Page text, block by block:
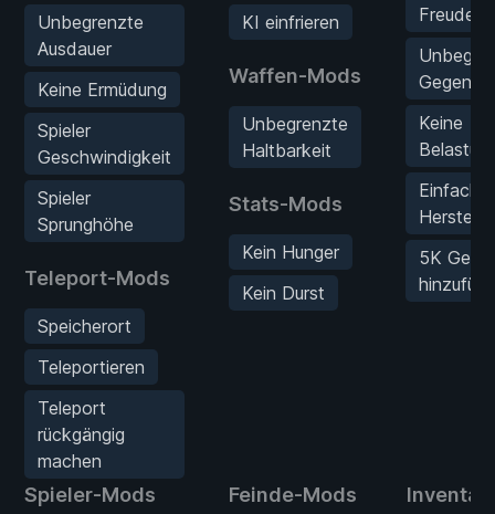
Unbegrenzte
Ausdauer
Keine Ermüdung
Spieler
Geschwindigkeit
Spieler
Sprunghöhe
Teleport-Mods
Speicherort
Teleportieren
Teleport
rückgängig
machen
KI einfrieren
Waffen-Mods
Unbegrenzte
Haltbarkeit
Stats-Mods
Kein Hunger
Kein Durst
Freude
Keine
5K Geld
Spieler-Mods Feinde-Mods
Inventar-